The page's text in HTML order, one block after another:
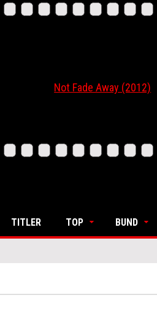
Not Fade Away (2012)
TITLER TOP BUND